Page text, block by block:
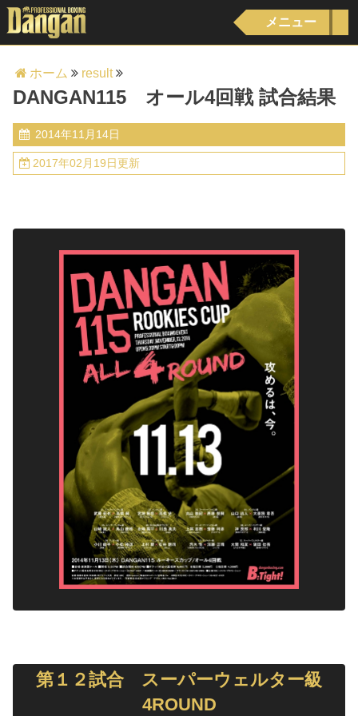
メニュー
ホーム result
DANGAN115 オール4回戦 試合結果
2014年11月14日
2017年02月19日更新
第１２試合 スーパーウェルター級
4ROUND